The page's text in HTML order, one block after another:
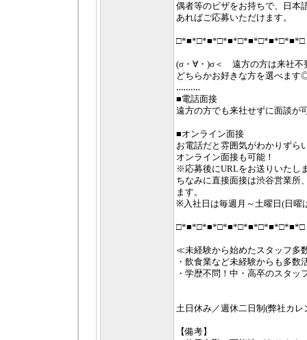
偶者等のビザをお持ちで、日本
あればご応募いただけます。
□*■*□*■*□*■*□*■*□*■*□*■*□
(σ・∀・)σ＜ 遠方の方は来社不
どちらかお好きな方を選べます
‥‥‥‥‥
■電話面接
遠方の方でも来社せずに面談が
■オンライン面接
お電話だと雰囲気がわかりずら
オンライン面接も可能！
※応募後にURLをお送りいたし
ちなみに直接面接は渋谷営業所
ます。
※入社日は毎週月～土曜日(日曜
□*■*□*■*□*■*□*■*□*■*□*■*□
≪未経験から始めたスタッフ多
・飲食業など未経験からも多数
・学歴不問！中・高卒のスタッ
土日休み／週休二日制(弊社カレ
【備考】